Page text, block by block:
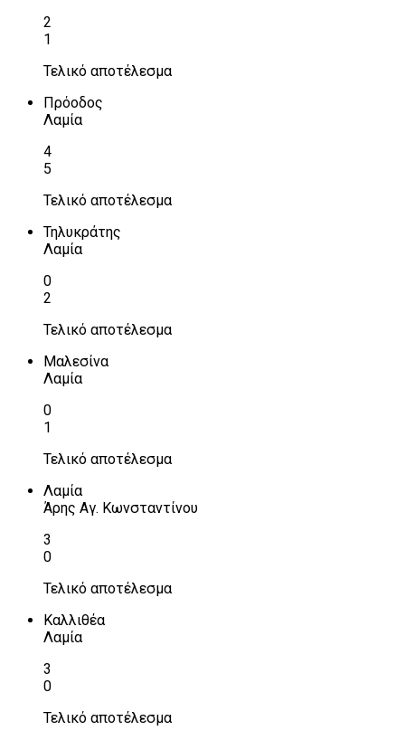
2
1
Τελικό αποτέλεσμα
Πρόοδος
Λαμία
4
5
Τελικό αποτέλεσμα
Τηλυκράτης
Λαμία
0
2
Τελικό αποτέλεσμα
Μαλεσίνα
Λαμία
0
1
Τελικό αποτέλεσμα
Λαμία
Άρης Αγ. Κωνσταντίνου
3
0
Τελικό αποτέλεσμα
Καλλιθέα
Λαμία
3
0
Τελικό αποτέλεσμα